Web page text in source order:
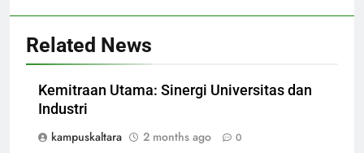
Related News
Kemitraan Utama: Sinergi Universitas dan
Industri
kampuskaltara
2 months ago 0